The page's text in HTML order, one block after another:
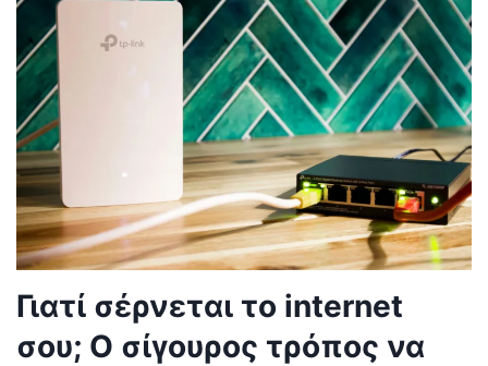
Γιατί σέρνεται το internet
σου; Ο σίγουρος τρόπος να